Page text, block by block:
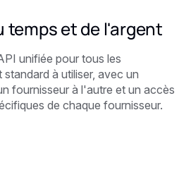
temps et de l'argent
unifiée pour tous les
à utiliser, avec un
fournisseur à l'autre et un accès
de chaque fournisseur.